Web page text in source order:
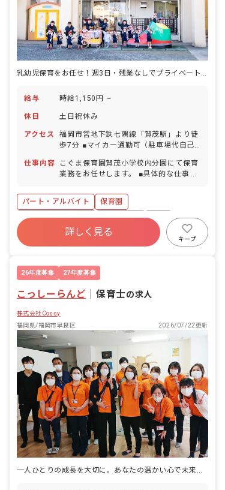
乳幼児保育をお任せ！週3日・残業なしでプライベートと両立がしやすい！
給与 時給1,150円 ~
休日 土日祝休み
アクセス
福岡市営地下鉄七隅線「賀茂駅」より徒
歩7分 ■マイカー通勤可（駐車場代自己
仕事内容
こぐま保育園賀茂小学校内分園にて保育
業務をお任せします。 ■具体的な仕事内
幼児保育）
パート・アルバイト
保育園
ボーナス・賞与あり
土日祝休み
有給
昇給昇進あり
産休育休制度
詳しく見る
キープ
26年度募集 27年度募集
こっしーらんど ｜保育士の求人
株式会社Cossy
福岡県/福岡市早良区
2026/07/22更新
一人ひとりの成長を大切に。あなたの温かい心で未来を育みませんか？